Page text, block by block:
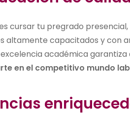
cursar tu pregrado
altamente capacitados y con
académica
en el competitivo mundo